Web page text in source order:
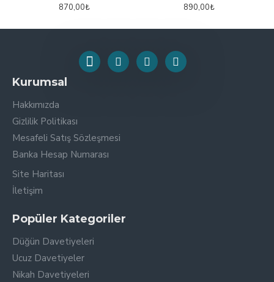
870,00₺ 890,00₺
Kurumsal
Hakkımızda
Gizlilik Politikası
Mesafeli Satış Sözleşmesi
Banka Hesap Numarası
Site Haritası
İletişim
Popüler Kategoriler
Düğün Davetiyeleri
Ucuz Davetiyeler
Nikah Davetiyeleri